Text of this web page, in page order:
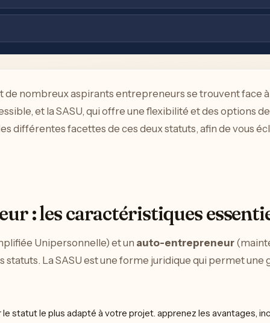
nombreux aspirants entrepreneurs se trouvent face
et la SASU, qui offre une flexibilité et des
différentes facettes de ces deux statuts, afin de vous
: les caractéristiques
Unipersonnelle) et un auto-entrepreneur
La SASU est une forme juridique qui permet